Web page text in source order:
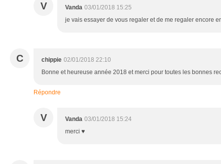
V Vanda 03/01/2018 15:25
je vais essayer de vous regaler et de me regaler encore
C chippie 02/01/2018 22:10
Bonne et heureuse année 2018 et merci pour toutes les bonnes
Répondre
V Vanda 03/01/2018 15:24
merci ♥